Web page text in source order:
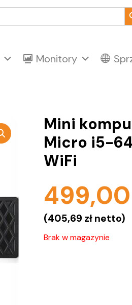
Monitory
Mini
Micro i5-
WiFi
499,00
(405,69 zł netto)
Brak w magazynie